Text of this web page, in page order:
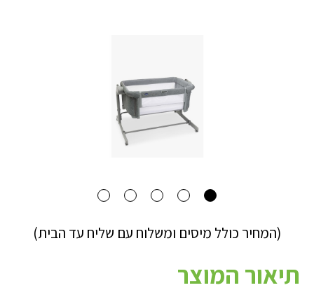
(המחיר כולל מיסים ומשלוח עם שליח עד הבית)
תיאור המוצר